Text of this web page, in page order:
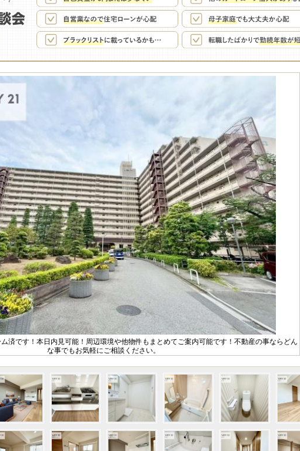
済です！本日内見可能！周辺環境や他物件もまとめてご案内可能です！不動産の事ならどん
な事でもお気軽にご相談ください。